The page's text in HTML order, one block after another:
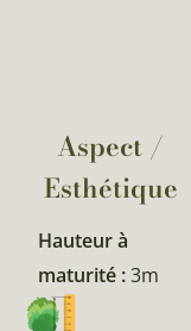
Aspect /
Esthétique
Hauteur à
maturité :3m